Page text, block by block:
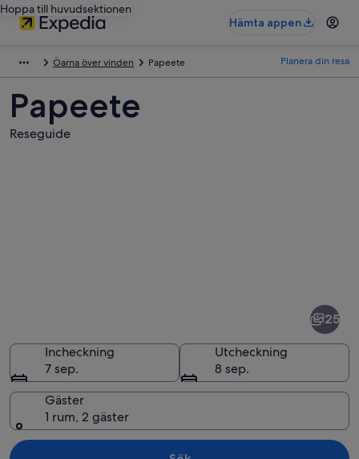
Hoppa till huvudsektionen
Hämta appen
Öarna över vinden Papeete Planera din resa
Papeete
Reseguide
En kustvy med ett klart, blått hav,
25
Incheckning
7 sep.
Utcheckning
8 sep.
Gäster
1 rum, 2 gäster